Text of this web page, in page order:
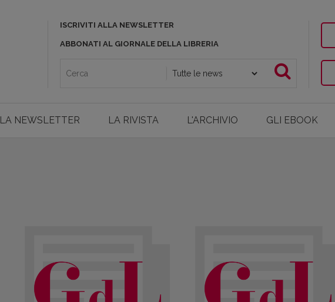
ISCRIVITI ALLA NEWSLETTER
ABBONATI AL GIORNALE DELLA LIBRERIA
LA NEWSLETTER LA RIVISTA L'ARCHIVIO GLI EBOOK